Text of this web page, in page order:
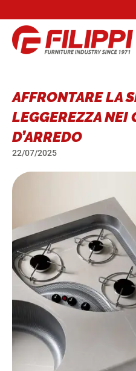
AFFRONTARE LA
LEGGEREZZA NEI
D’ARREDO
22/07/2025